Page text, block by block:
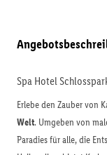
Spa Hotel
Erlebe den Zauber von
Welt. Umgeben von
Paradies für alle, die